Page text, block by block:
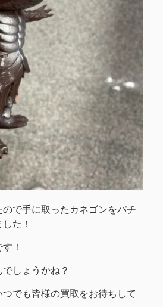
で手に取ったカネゴンをパチ
た！
！
しょうかね？
でも皆様の買取をお待ちして